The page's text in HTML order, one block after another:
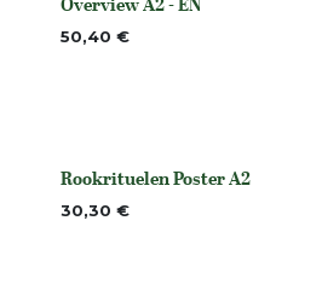
50,40 €
None
Rookrituelen Poster A2
30,30 €